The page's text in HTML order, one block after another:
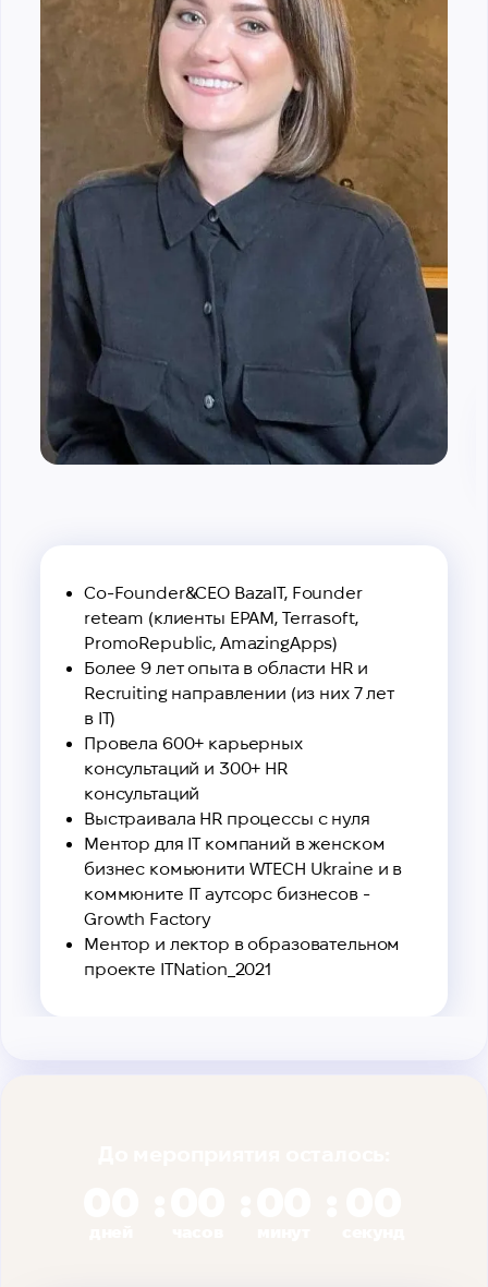
Co-Founder&CEO BazaIT, Founder
reteam (клиенты EPAM, Terrasoft,
PromoRepublic, AmazingApps)
Более 9 лет опыта в области HR и
Recruiting направлении (из них 7 лет
в IT)
Провела 600+ карьерных
консультаций и 300+ HR
консультаций
Выстраивала HR процессы с нуля
Ментор для IТ компаний в женском
бизнес комьюнити WTECH Ukraine и в
коммюните IТ аутсорс бизнесов -
Growth Factory
Ментор и лектор в образовательном
проекте ITNation_2021